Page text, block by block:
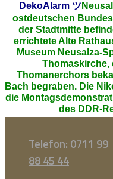
DekoAlarm ツ
ostdeutschen
der Stadtmitte
errichtete Alte
Museum Neusalza-
Thomaskirche,
Thomanerchors
Bach begraben. Die
die
des DDR-
Telefon: 0711 99
88 45 44